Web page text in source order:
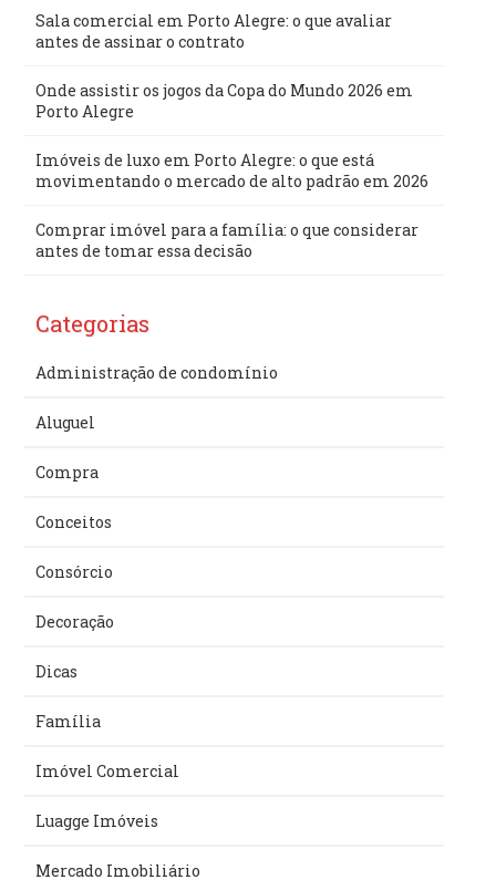
Sala comercial em Porto Alegre: o que avaliar
antes de assinar o contrato
Onde assistir os jogos da Copa do Mundo 2026 em
Porto Alegre
Imóveis de luxo em Porto Alegre: o que está
movimentando o mercado de alto padrão em 2026
Comprar imóvel para a família: o que considerar
antes de tomar essa decisão
Categorias
Administração de condomínio
Aluguel
Compra
Conceitos
Consórcio
Decoração
Dicas
Família
Imóvel Comercial
Luagge Imóveis
Mercado Imobiliário